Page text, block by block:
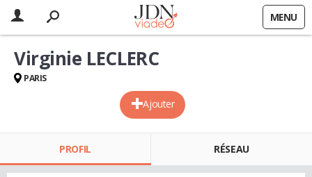
MENU
Ajouter
Virginie LECLERC
PARIS
PROFIL RÉSEAU